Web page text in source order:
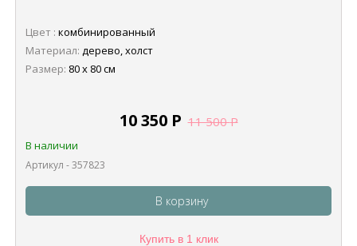
Цвет : комбинированный
Материал: дерево, холст
Размер: 80 х 80 см
10 350 Р 11 500Р
В наличии
Артикул - 357823
В корзину
Купить в 1 клик